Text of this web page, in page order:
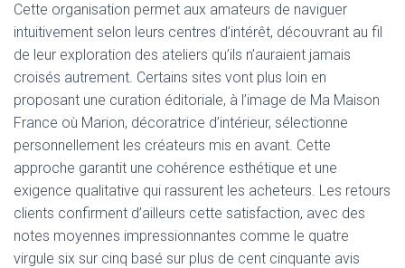
Cette organisation permet aux amateurs de naviguer
intuitivement selon leurs centres d’intérêt, découvrant au fil
de leur exploration des ateliers qu’ils n’auraient jamais
croisés autrement. Certains sites vont plus loin en
proposant une curation éditoriale, à l’image de Ma Maison
France où Marion, décoratrice d’intérieur, sélectionne
personnellement les créateurs mis en avant. Cette
approche garantit une cohérence esthétique et une
exigence qualitative qui rassurent les acheteurs. Les retours
clients confirment d’ailleurs cette satisfaction, avec des
notes moyennes impressionnantes comme le quatre
virgule six sur cinq basé sur plus de cent cinquante avis